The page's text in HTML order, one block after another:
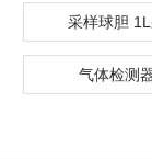
采样球胆
气体检测